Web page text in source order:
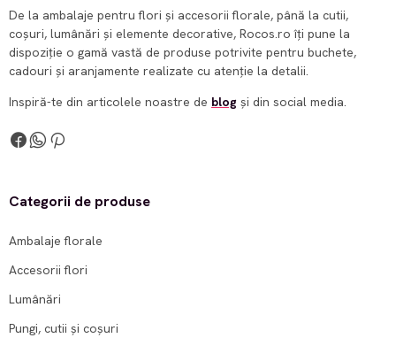
De la ambalaje pentru flori și accesorii florale, până la cutii,
coșuri, lumânări și elemente decorative, Rocos.ro îți pune la
dispoziție o gamă vastă de produse potrivite pentru buchete,
cadouri și aranjamente realizate cu atenție la detalii.
Inspiră-te din articolele noastre de blog și din social media.
Categorii de produse
Ambalaje florale
Accesorii flori
Lumânări
Pungi, cutii și coșuri